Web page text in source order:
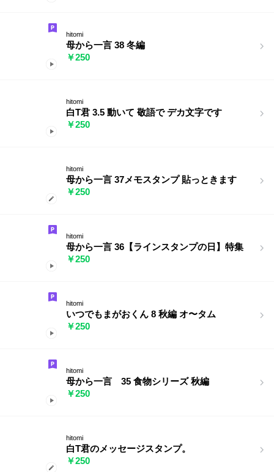
hitomi
母から一言 38 冬編
￥250
hitomi
白T君 3.5 動いて 敬語で デカ文字です
￥250
hitomi
母から一言 37メモスタンプ 貼っときます
￥250
hitomi
母から一言 36【ラインスタンプの日】特集
￥250
hitomi
いつでもまがおくん 8 秋編 オ〜タム
￥250
hitomi
母から一言 35 食物シリーズ 秋編
￥250
hitomi
白T君のメッセージスタンプ。
￥250